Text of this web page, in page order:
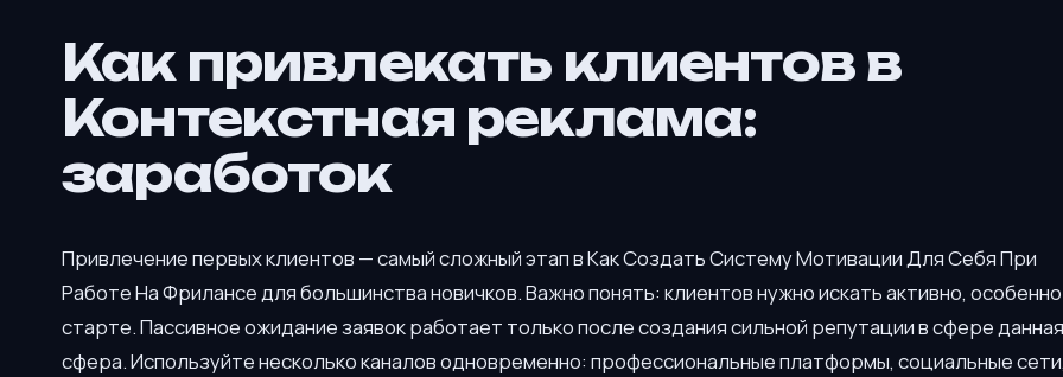
Как привлекать клиентов в
Контекстная реклама:
заработок
Привлечение первых клиентов — самый сложный этап в Как Создать Систему Мотивации Для Себя При
Работе На Фрилансе для большинства новичков. Важно понять: клиентов нужно искать активно,
старте. Пассивное ожидание заявок работает только после создания сильной репутации в сфере данная
сфера. Используйте несколько каналов одновременно: профессиональные платформы, социальные